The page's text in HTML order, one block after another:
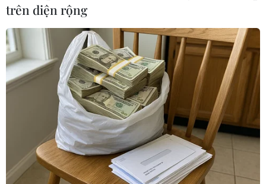
Ngoài ra, còn có nhiều vụ cháy do người dân đốt
thực bì./.
(TTXVN/Vietnam+)
trên diện rộng